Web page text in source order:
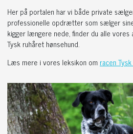
Her på portalen har vi både private
professionelle opdrætter som sælger
kigger længere nede, finder du alle vores
Tysk ruhåret hønsehund.
Læs mere i vores leksikon om racen